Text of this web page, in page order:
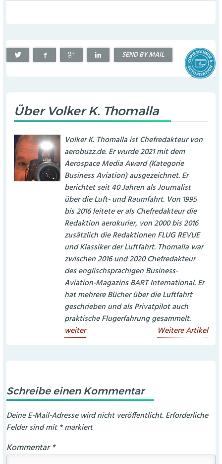
SEND BY MAIL
Über Volker K. Thomalla
Volker K. Thomalla ist Chefredakteur von
aerobuzz.de. Er wurde 2021 mit dem
Aerospace Media Award (Kategorie
Business Aviation) ausgezeichnet. Er
berichtet seit 40 Jahren als Journalist
über die Luft- und Raumfahrt. Von 1995
bis 2016 leitete er als Chefredakteur die
Redaktion aerokurier, von 2000 bis 2016
zusätzlich die Redaktionen FLUG REVUE
und Klassiker der Luftfahrt. Thomalla war
zwischen 2016 und 2020 Chefredakteur
des englischsprachigen Business-
Aviation-Magazins BART International. Er
hat mehrere Bücher über die Luftfahrt
geschrieben und als Privatpilot auch
praktische Flugerfahrung gesammelt.
weiter
Weitere Artikel
Schreibe einen Kommentar
Deine E-Mail-Adresse wird nicht veröffentlicht. Erforderliche
Felder sind mit *markiert
Kommentar*